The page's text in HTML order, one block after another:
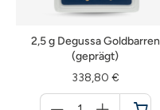
2,5 g Degussa Goldbarren
(geprägt)
338,80 €